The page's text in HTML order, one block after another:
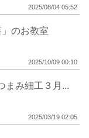
スで特技を披露
傾聴ボランティ
きな方大募集！
2025/08/04 05:52
のお教室
2025/10/09 00:10
み細工３月...
2025/03/19 02:05